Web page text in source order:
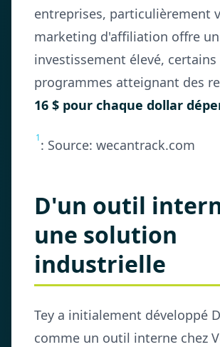
entreprises, particulièrement
marketing d'affiliation offre
investissement élevé, certains
programmes atteignant des
16 $ pour chaque dollar
1: Source: wecantrack.com
D'un outil
une solution
industrielle
Tey a initialement développé
comme un outil interne chez